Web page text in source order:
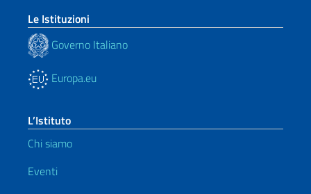
Le Istituzioni
Governo Italiano
Europa.eu
L’Istituto
Chi siamo
Eventi